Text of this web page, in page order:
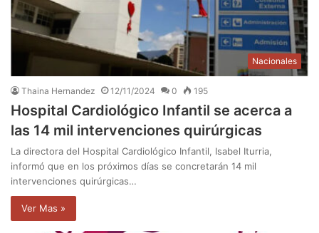
Nacionales
Thaina Hernandez 12/11/2024 0 195
Hospital Cardiológico Infantil se acerca a
las 14 mil intervenciones quirúrgicas
La directora del Hospital Cardiológico Infantil, Isabel Iturria,
informó que en los próximos días se concretarán 14 mil
intervenciones quirúrgicas…
Ver Mas »